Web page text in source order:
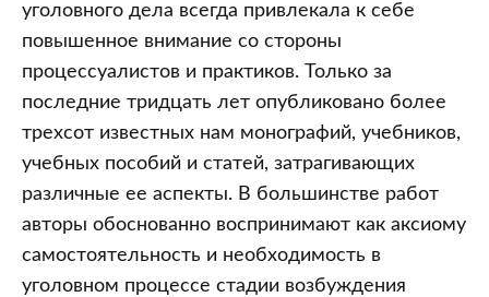
уголовного дела всегда привлекала к себе
повышенное внимание со стороны
процессуалистов и практиков. Только за
последние тридцать лет опубликовано более
трехсот известных нам монографий, учебников,
учебных пособий и статей, затрагивающих
различные ее аспекты. В большинстве работ
авторы обоснованно воспринимают как аксиому
самостоятельность и необходимость в
уголовном процессе стадии возбуждения